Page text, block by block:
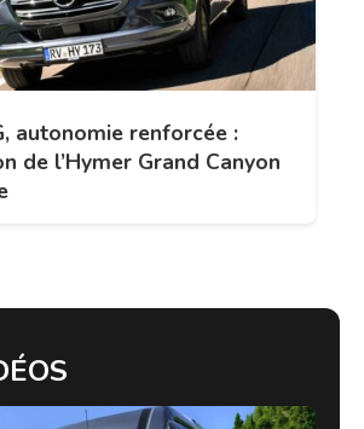
autonomie renforcée :
de l’Hymer Grand Canyon